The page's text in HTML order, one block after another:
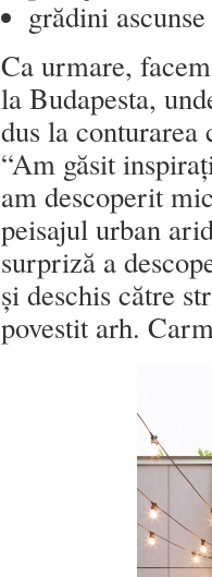
grădini
Ca urmare,
la Budapesta,
dus la
“Am găsit
am descoperit
peisajul urban
surpriză a
și deschis către
povestit arh.